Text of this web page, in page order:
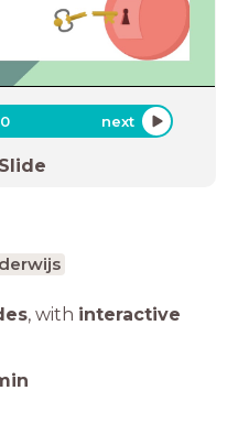
next
Slide
, with interactive